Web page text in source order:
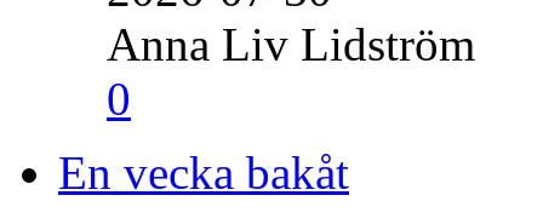
Anna Liv Lidström
0
En vecka bakåt